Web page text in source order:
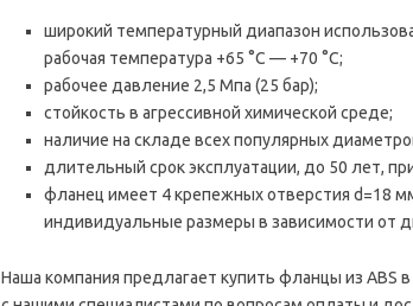
широкий температурный диапазон
рабочая температура +65 °C — +70 °C;
рабочее давление 2,5 Мпа (25 бар);
стойкость в агрессивной химической среде;
наличие на складе всех популярных
длительный срок эксплуатации, до 50 лет,
фланец имеет 4 крепежных отверстия d=18
индивидуальные размеры в зависимости от
Наша компания предлагает купить фланцы из ABS